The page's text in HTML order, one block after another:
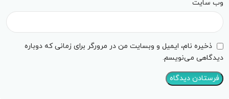
وب‌ سایت
ذخیره نام، ایمیل و وبسایت من در مرورگر برای زمانی که دوباره
دیدگاهی می‌نویسم.